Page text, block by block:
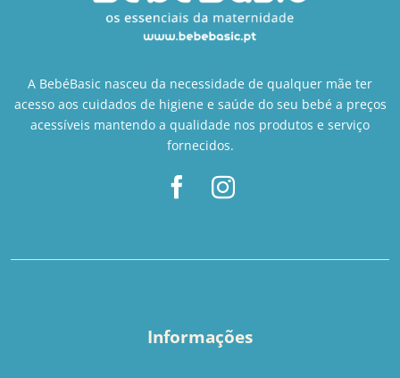
A BebéBasic nasceu da necessidade de qualquer mãe ter
acesso aos cuidados de higiene e saúde do seu bebé a preços
acessíveis mantendo a qualidade nos produtos e serviço
fornecidos.
Informações